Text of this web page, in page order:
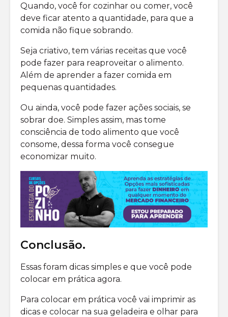
Quando, você for cozinhar ou comer, você
deve ficar atento a quantidade, para que a
comida não fique sobrando.
Seja criativo, tem várias receitas que você
pode fazer para reaproveitar o alimento.
Além de aprender a fazer comida em
pequenas quantidades.
Ou ainda, você pode fazer ações sociais, se
sobrar doe. Simples assim, mas tome
consciência de todo alimento que você
consome, dessa forma você consegue
economizar muito.
Conclusão.
Essas foram dicas simples e que você pode
colocar em prática agora.
Para colocar em prática você vai imprimir as
dicas e colocar na sua geladeira e olhar para